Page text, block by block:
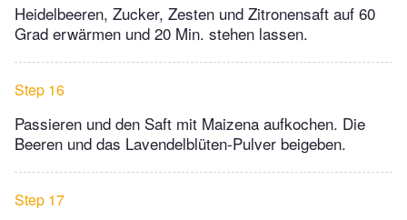
Heidelbeeren, Zucker, Zesten und Zitronensaft auf 60
Grad erwärmen und 20 Min. stehen lassen.
Step 16
Passieren und den Saft mit Maizena aufkochen. Die
Beeren und das Lavendelblüten-Pulver beigeben.
Step 17